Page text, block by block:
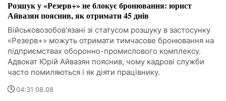
Розшук у «Резерв+» не блокує бронювання: юрист
Айвазян пояснив, як отримати 45 днів
Військовозобов'язані зі статусом розшуку в застосунку
«Резерв+» можуть отримати тимчасове бронювання на
підприємствах оборонно-промислового комплексу.
Адвокат Юрій Айвазян пояснив, чому кадрові служби
часто помиляються і як діяти працівнику.
04:31 08.08